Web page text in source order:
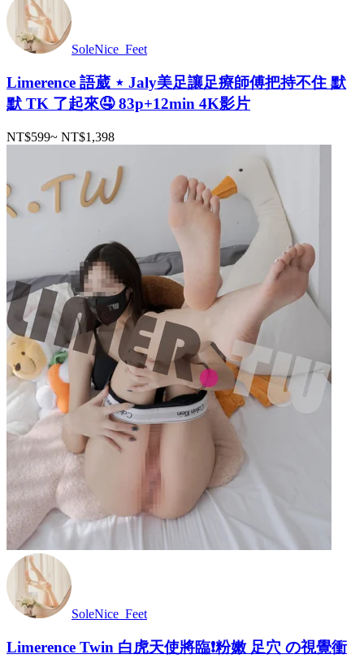
SoleNice_Feet
Limerence 語葳 ⋆ Jaly美足讓足療師傅把持不住 默
默 TK 了起來🤤 83p+12min 4K影片
NT$599~ NT$1,398
SoleNice_Feet
Limerence Twin 白虎天使將臨❗️粉嫩 足穴 の視覺衝